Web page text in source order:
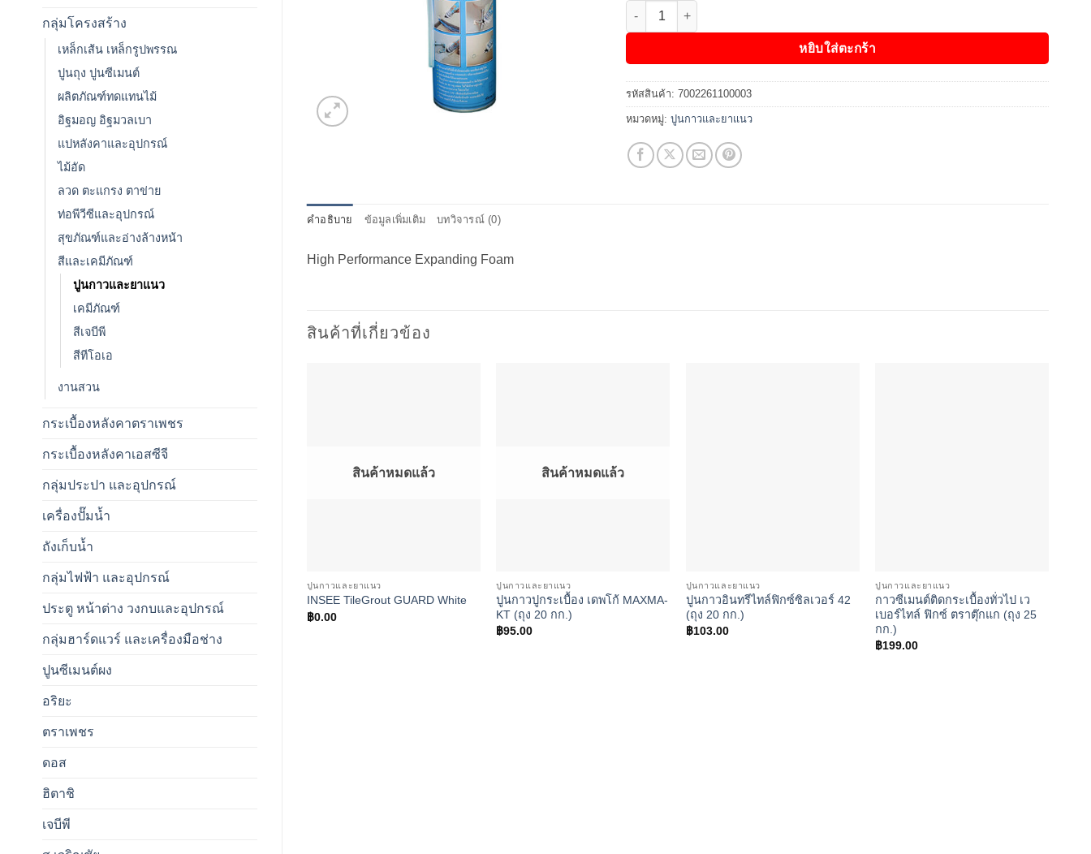
กลุ่มโครงสร้าง
เหล็กเส้น เหล็กรูปพรรณ
ปูนถุง ปูนซีเมนต์
ผลิตภัณฑ์ทดแทนไม้
อิฐมอญ อิฐมวลเบา
แปหลังคาและอุปกรณ์
ไม้อัด
ลวด ตะแกรง ตาข่าย
ท่อพีวีซีและอุปกรณ์
สุขภัณฑ์และอ่างล้างหน้า
สีและเคมีภัณฑ์
ปูนกาวและยาแนว
เคมีภัณฑ์
สีเจบีพี
สีทีโอเอ
งานสวน
กระเบื้องหลังคาตราเพชร
กระเบื้องหลังคาเอสซีจี
กลุ่มประปา และอุปกรณ์
เครื่องปั๊มน้ำ
ถังเก็บน้ำ
กลุ่มไฟฟ้า และอุปกรณ์
ประตู หน้าต่าง วงกบและอุปกรณ์
กลุ่มฮาร์ดแวร์ และเครื่องมือช่าง
ปูนซีเมนต์ผง
อริยะ
ตราเพชร
ดอส
ฮิตาชิ
เจบีพี
จำนวน High Performance Expanding Foam โฟมสเปรย์เวลโฟม ชิ้น
หยิบใส่ตะกร้า
รหัสสินค้า:7002261100003
หมวดหมู่:ปูนกาวและยาแนว
คำอธิบาย ข้อมูลเพิ่มเติม บทวิจารณ์ (0)
High Performance Expanding Foam
สินค้าที่เกี่ยวข้อง
สินค้าหมดแล้ว
ปูนกาวและยาแนว
INSEE TileGrout GUARD White
฿0.00
สินค้าหมดแล้ว
ปูนกาวและยาแนว
ปูนกาวปูกระเบื้อง เดพโก้ MAXMA-
KT (ถุง 20 กก.)
฿95.00
ปูนกาวและยาแนว
ปูนกาวอินทรีไทล์ฟิกซ์ซิลเวอร์ 42
(ถุง 20 กก.)
฿103.00
ปูนกาวและยาแนว
กาวซีเมนต์ติดกระเบื้องทั่วไป เว
เบอร์ไทล์ ฟิกซ์ ตราตุ๊กแก (ถุง 25
กก.)
฿199.00